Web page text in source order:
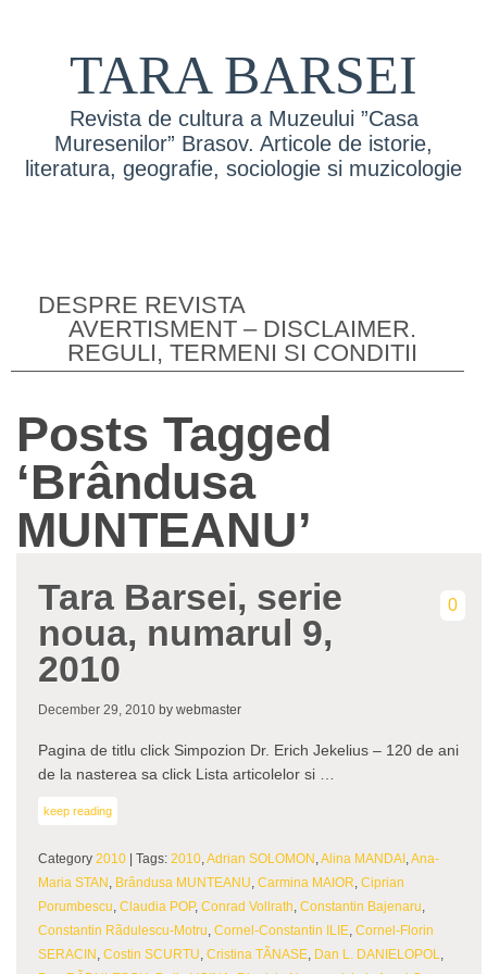
TARA BARSEI
Revista de cultura a Muzeului ”Casa
Muresenilor” Brasov. Articole de istorie,
literatura, geografie, sociologie si muzicologie
DESPRE REVISTA
AVERTISMENT – DISCLAIMER.
REGULI, TERMENI SI CONDITII
Posts Tagged
‘Brândusa
MUNTEANU’
Tara Barsei, serie
noua, numarul 9,
2010
0
December 29, 2010 by webmaster
Pagina de titlu click Simpozion Dr. Erich Jekelius – 120 de ani
de la nasterea sa click Lista articolelor si …
keep reading
Category 2010 | Tags: 2010,Adrian SOLOMON ,Alina MANDAI ,Ana-
Maria STAN , Brândusa MUNTEANU, Carmina MAIOR, Ciprian
Porumbescu, Claudia POP, Conrad Vollrath, Constantin Bajenaru,
Constantin Rãdulescu-Motru, Cornel-Constantin ILIE, Cornel-Florin
SERACIN , Costin SCURTU, Cristina TÃNASE, Dan L. DANIELOPOL,